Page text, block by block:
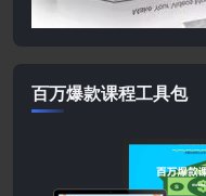
百万爆款课程工具包